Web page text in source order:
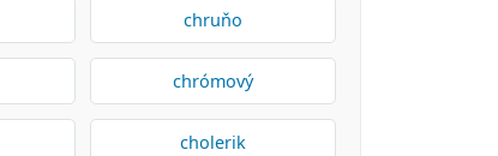
chruňo
chrómový
cholerik